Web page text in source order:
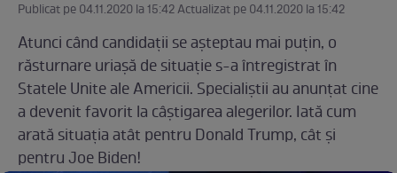
Publicat pe 04.11.2020 la 15:42 Actualizat pe 04.11.2020 la 15:42
Atunci când candidații se așteptau mai puțin, o
răsturnare uriașă de situație s-a întregistrat în
Statele Unite ale Americii. Specialiștii au anunțat cine
a devenit favorit la câștigarea alegerilor. Iată cum
arată situația atât pentru Donald Trump, cât și
pentru Joe Biden!